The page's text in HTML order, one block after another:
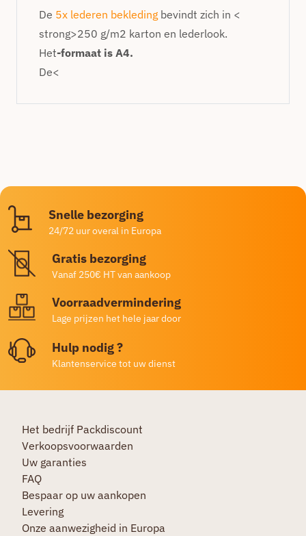
De 5x lederen bekleding bevindt zich in <
strong>250 g/m2 karton en lederlook.
Het-formaat is A4.
De<
Snelle bezorging
24/72 uur overal in Europa
Gratis bezorging
Vanaf 250€ HT van aankoop
Voorraadvermindering
Lage prijzen het hele jaar door
Hulp nodig ?
Klantenservice tot uw dienst
Het bedrijf Packdiscount
Verkoopsvoorwaarden
Uw garanties
FAQ
Bespaar op uw aankopen
Levering
Onze aanwezigheid in Europa